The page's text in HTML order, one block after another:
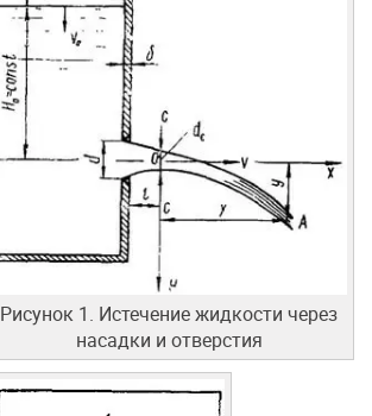
Рисунок 1. Истечение жидкости через
насадки и отверстия